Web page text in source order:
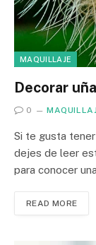
MAQUILLAJE
Decorar
0
Si te gusta
dejes de leer
para conocer
READ MORE